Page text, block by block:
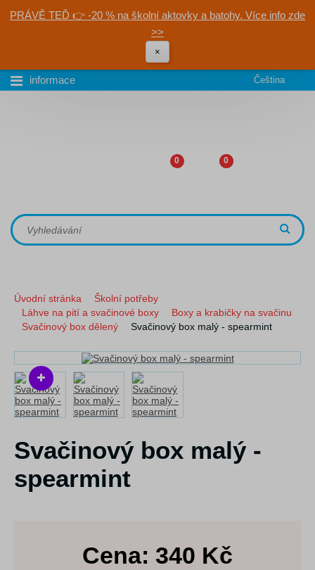
PRÁVĚ TEĎ 👉 -20 % na školní aktovky a batohy. Více info zde
>>
×
informace Čeština
0 0
Úvodní stránka
Školní potřeby
Láhve na pití a svačinové boxy
Boxy a krabičky na svačinu
Svačinový box dělený
Svačinový box malý - spearmint
Svačinový box malý -
spearmint
Cena: 340 Kč